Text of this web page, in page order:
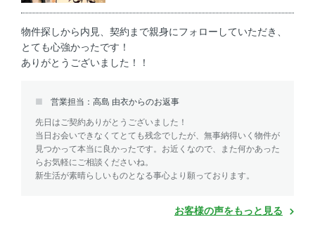
物件探しから内見、契約まで親身にフォローしていただき、
とても心強かったです！
ありがとうございました！！
営業担当：高島 由衣からのお返事
先日はご契約ありがとうございました！
当日お会いできなくてとても残念でしたが、無事納得いく物件が
見つかって本当に良かったです。お近くなので、また何かあった
らお気軽にご相談くださいね。
新生活が素晴らしいものとなる事心より願っております。
お客様の声をもっと見る